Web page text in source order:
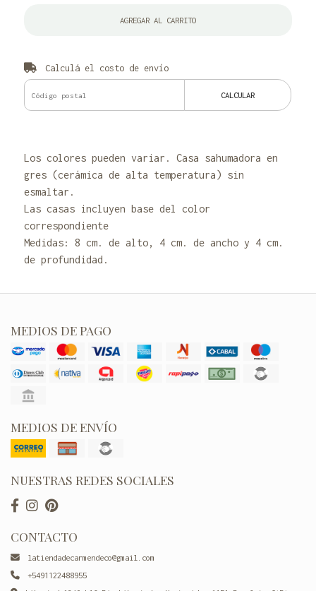
AGREGAR AL CARRITO
Calculá el costo de envío
CALCULAR
Los colores pueden variar. Casa sahumadora en
gres (cerámica de alta temperatura) sin
esmaltar.
Las casas incluyen base del color
correspondiente
Medidas: 8 cm. de alto, 4 cm. de ancho y 4 cm.
de profundidad.
MEDIOS DE PAGO
MEDIOS DE ENVÍO
NUESTRAS REDES SOCIALES
CONTACTO
latiendadecarmendeco@gmail.com
+5491122488955